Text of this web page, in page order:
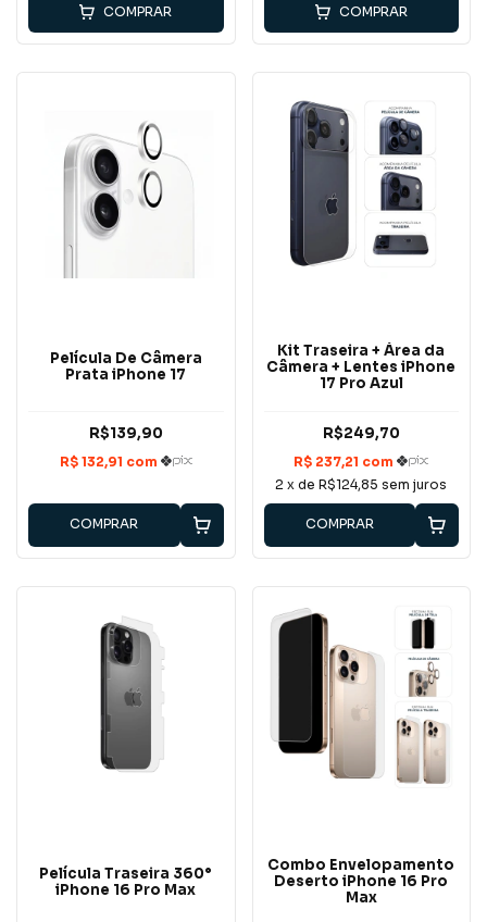
COMPRAR COMPRAR
Película De Câmera
Prata iPhone 17
R$139,90
COMPRAR
Kit Traseira + Área da
Câmera + Lentes iPhone
17 Pro Azul
R$249,70
2 x deR$124,85 sem juros
COMPRAR
Película Traseira 360°
iPhone 16 Pro Max
Combo Envelopamento
Deserto iPhone 16 Pro
Max